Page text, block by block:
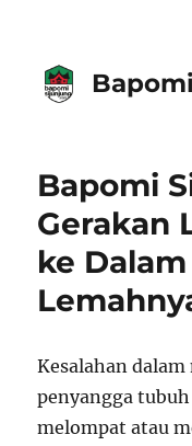
Bapomi
Gerakan
ke
Kesalahan
penyangga
melompat atau